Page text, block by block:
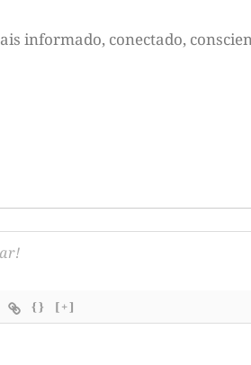
informado, conectado,
{} [+]